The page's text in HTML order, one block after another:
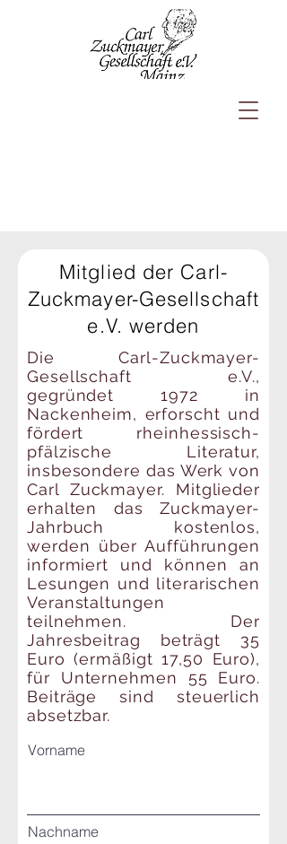
Mitglied der Carl-
Zuckmayer-Gesellschaft
e.V. werden
Die Carl-Zuckmayer-
Gesellschaft e.V.,
gegründet 1972 in
Nackenheim, erforscht und
fördert rheinhessisch-
pfälzische Literatur,
insbesondere das Werk von
Carl Zuckmayer. Mitglieder
erhalten das Zuckmayer-
Jahrbuch kostenlos,
werden über Aufführungen
informiert und können an
Lesungen und literarischen
Veranstaltungen
teilnehmen. Der
Jahresbeitrag beträgt 35
Euro (ermäßigt 17,50 Euro),
für Unternehmen 55 Euro.
Beiträge sind steuerlich
absetzbar.
Vorname
Nachname